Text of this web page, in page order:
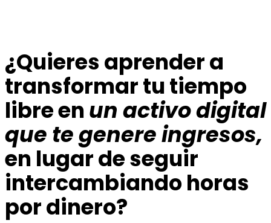
¿Quieres aprender a
transformar tu tiempo
libre enun activo digital
que te genere ingresos,
en lugar de seguir
intercambiando horas
por dinero?